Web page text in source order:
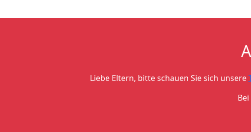
Liebe Eltern, bitte schauen Sie sich unsere